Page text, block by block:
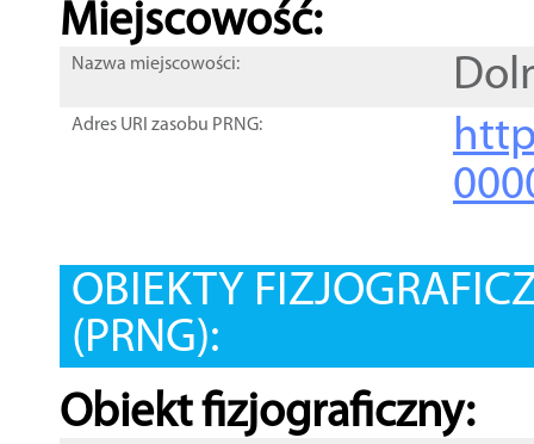
Miejscowość:
Nazwa miejscowości:
Adres URI zasobu PRNG:
OBIEKTY
(PRNG):
Obiekt fizjograficzny: